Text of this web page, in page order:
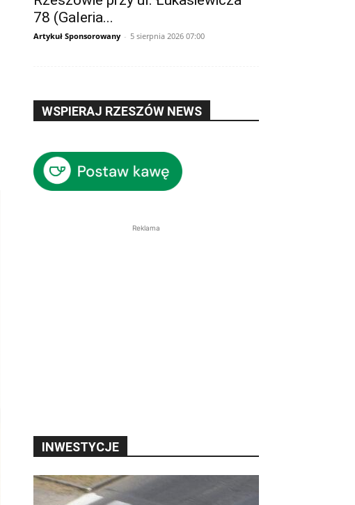
78 (Galeria...
Artykuł Sponsorowany - 5 sierpnia 2026 07:00
WSPIERAJ RZESZÓW NEWS
Reklama
INWESTYCJE